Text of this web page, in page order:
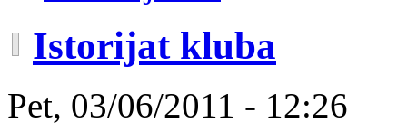
Istorijat kluba
Pet, 03/06/2011 - 12:26